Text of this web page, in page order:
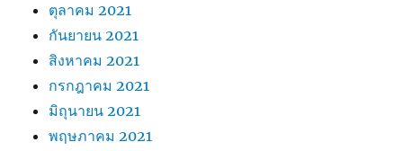
ตุลาคม 2021
กันยายน 2021
สิงหาคม 2021
กรกฎาคม 2021
มิถุนายน 2021
พฤษภาคม 2021